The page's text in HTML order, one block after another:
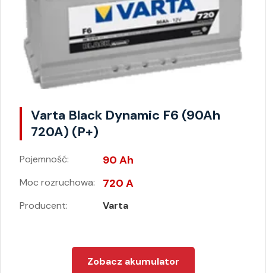
Varta Black Dynamic F6 (90Ah
720A) (P+)
Pojemność: 90 Ah
Moc rozruchowa: 720 A
Producent: Varta
Zobacz akumulator